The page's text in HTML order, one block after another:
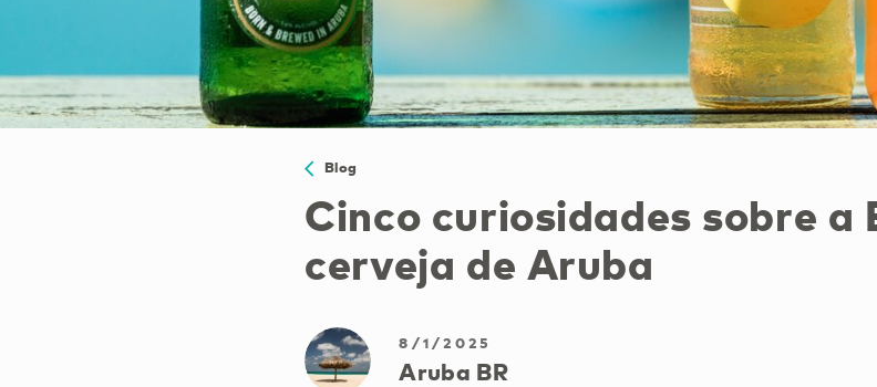
Blog
Cinco curiosidades sobre a
cerveja de Aruba
8/1/2025
Aruba BR